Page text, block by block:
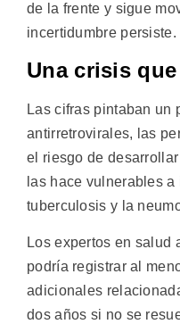
de la frente y sigue
incertidumbre persiste.
Una crisis
Las cifras pintaban un
antirretrovirales, las
el riesgo de
las hace vulnerables
tuberculosis y la
Los expertos en salud
podría registrar al
adicionales
dos años si no se